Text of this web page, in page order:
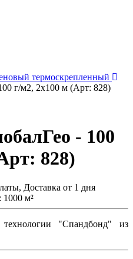
термоскрепленный
г/м2, 2x100 м (Арт: 828)
- 100
828)
Доставка от 1 дня
м²
"Спандбонд" из